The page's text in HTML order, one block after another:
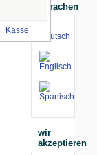
Kasse
Sprachen
wir
akzeptieren